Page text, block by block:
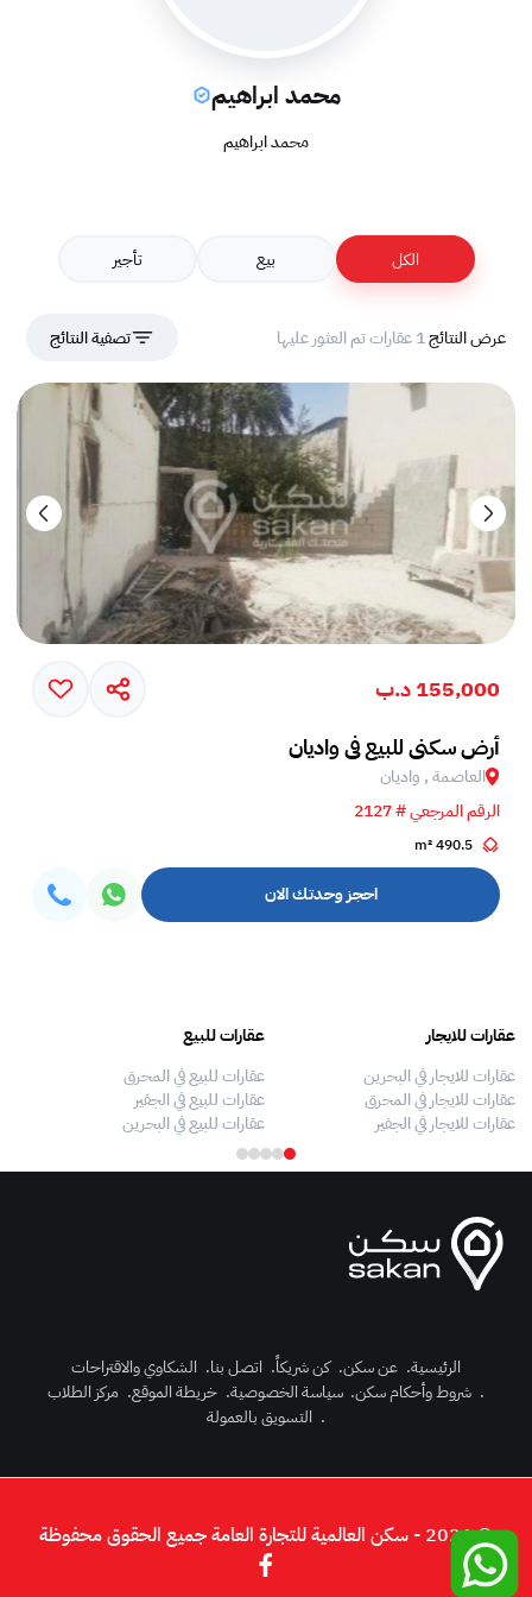
محمد ابراهيم
محمد ابراهيم
الكل بيع تأجير
عرض النتائج1 عقارات تم العثور عليها تصفية النتائج
155,000 د.ب
أرض سكني للبيع في واديان
العاصمة , واديان
الرقم المرجعي # 2127
490.5 m²
احجز وحدتك الان
عقارات للايجار
عقارات للايجار في البحرين
عقارات للايجار في المحرق
عقارات للايجار في الجفير
عقارات للبيع
عقارات للبيع في المحرق
عقارات للبيع في الجفير
عقارات للبيع في البحرين
الرئيسية. عن سكن. كن شريكاً. اتصل بنا. الشكاوي والاقتراحات
. شروط وأحكام سكن. سياسة الخصوصية. خريطة الموقع. مركز الطلاب
. التسويق بالعمولة
© 2026 - سكن العالمية للتجارة العامة جميع الحقوق محفوظة